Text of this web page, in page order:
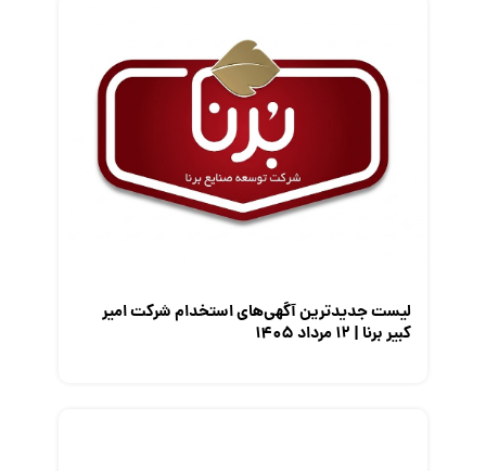
گزارش‌های آماری
معرفی متخصصان منابع انسانی
لیست جدیدترین آگهی‌های استخدام شرکت امیر
کبیر برنا | ۱۲ مرداد ۱۴۰۵